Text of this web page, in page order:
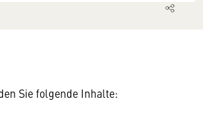
Sie folgende Inhalte: